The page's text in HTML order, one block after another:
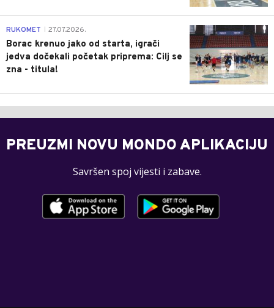
0
RUKOMET 27.07.2026.
Borac krenuo jako od starta, igrači
jedva dočekali početak priprema: Cilj se
zna - titula!
PREUZMI NOVU MONDO APLIKACIJU
Savršen spoj vijesti i zabave.